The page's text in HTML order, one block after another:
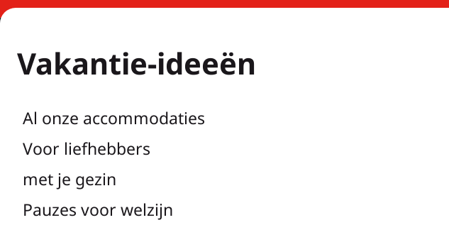
Vakantie-ideeën
Al onze accommodaties
Voor liefhebbers
met je gezin
Pauzes voor welzijn